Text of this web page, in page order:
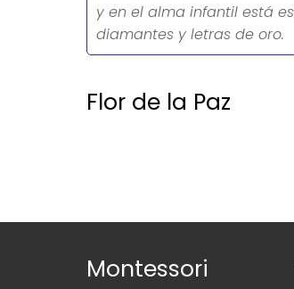
y en el alma infantil está
diamantes y letras de oro.
Flor de la Paz
Montessori